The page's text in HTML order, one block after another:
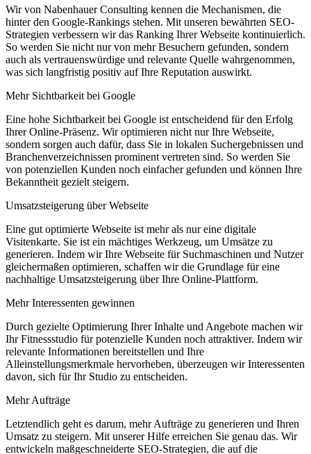
Wir von Nabenhauer Consulting kennen die Mechanismen, die
hinter den Google-Rankings stehen. Mit unseren bewährten SEO-
Strategien verbessern wir das Ranking Ihrer Webseite kontinuierlich.
So werden Sie nicht nur von mehr Besuchern gefunden, sondern
auch als vertrauenswürdige und relevante Quelle wahrgenommen,
was sich langfristig positiv auf Ihre Reputation auswirkt.
Mehr Sichtbarkeit bei Google
Eine hohe Sichtbarkeit bei Google ist entscheidend für den Erfolg
Ihrer Online-Präsenz. Wir optimieren nicht nur Ihre Webseite,
sondern sorgen auch dafür, dass Sie in lokalen Suchergebnissen und
Branchenverzeichnissen prominent vertreten sind. So werden Sie
von potenziellen Kunden noch einfacher gefunden und können Ihre
Bekanntheit gezielt steigern.
Umsatzsteigerung über Webseite
Eine gut optimierte Webseite ist mehr als nur eine digitale
Visitenkarte. Sie ist ein mächtiges Werkzeug, um Umsätze zu
generieren. Indem wir Ihre Webseite für Suchmaschinen und Nutzer
gleichermaßen optimieren, schaffen wir die Grundlage für eine
nachhaltige Umsatzsteigerung über Ihre Online-Plattform.
Mehr Interessenten gewinnen
Durch gezielte Optimierung Ihrer Inhalte und Angebote machen wir
Ihr Fitnessstudio für potenzielle Kunden noch attraktiver. Indem wir
relevante Informationen bereitstellen und Ihre
Alleinstellungsmerkmale hervorheben, überzeugen wir Interessenten
davon, sich für Ihr Studio zu entscheiden.
Mehr Aufträge
Letztendlich geht es darum, mehr Aufträge zu generieren und Ihren
Umsatz zu steigern. Mit unserer Hilfe erreichen Sie genau das. Wir
entwickeln maßgeschneiderte SEO-Strategien, die auf die